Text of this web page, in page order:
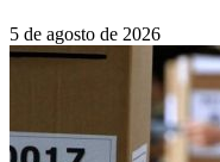
5 de agosto de 2026